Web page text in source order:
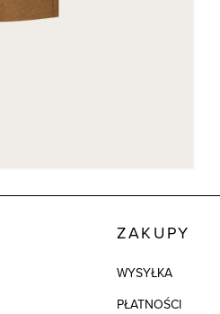
ZAKUPY
WYSYŁKA
PŁATNOŚCI